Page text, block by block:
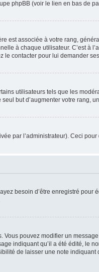
phpBB (voir le lien en bas de
est associée à votre rang,
à chaque utilisateur. C’est à
le contacter pour lui demander
utilisateurs tels que les
but d’augmenter votre
par l’administrateur). Ceci
besoin d’être enregistré
pouvez modifier un
indiquant qu’il a été édité, le
de laisser une note